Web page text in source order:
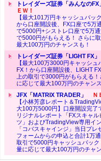
トレイダーズ証券「みんなのFX
ＥＷ！
【最大101万円キャッシュバッ
から口座開設後、FX口座で5万
で5000円+シストレ口座で5万通
で5000円がもらえる！ さらに
最大100万円のチャンスも！
トレイダーズ証券「LIGHT FX」
【最大100万3000円キャッシュ
FX！から口座開設後、LIGHT
上の取引で3000円がもらえる
に応じて最大100万円のチャンス
JFX「MATRIX TRADER」
Ｎ
【小林芳彦レポート＆
大100万5000円】口座開設完了
リジナルレポート「FXスキャル
ツ」およびTradingView専用イ
「コバスキャインジ」当日プレ
フォームからの申込と合計1万
取引で5000円キャッシュバック
量に応じて最大100万円のチャ